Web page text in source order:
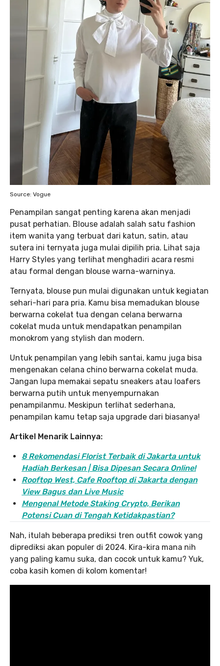
Source: Vogue
Penampilan sangat penting karena akan menjadi
pusat perhatian. Blouse adalah salah satu fashion
item wanita yang terbuat dari katun, satin, atau
sutera ini ternyata juga mulai dipilih pria. Lihat saja
Harry Styles yang terlihat menghadiri acara resmi
atau formal dengan blouse warna-warninya.
Ternyata, blouse pun mulai digunakan untuk kegiatan
sehari-hari para pria. Kamu bisa memadukan blouse
berwarna cokelat tua dengan celana berwarna
cokelat muda untuk mendapatkan penampilan
monokrom yang stylish dan modern.
Untuk penampilan yang lebih santai, kamu juga bisa
mengenakan celana chino berwarna cokelat muda.
Jangan lupa memakai sepatu sneakers atau loafers
berwarna putih untuk menyempurnakan
penampilanmu. Meskipun terlihat sederhana,
penampilan kamu tetap saja upgrade dari biasanya!
Artikel Menarik Lainnya:
8 Rekomendasi Florist Terbaik di Jakarta untuk
Hadiah Berkesan | Bisa Dipesan Secara Online!
Rooftop West, Cafe Rooftop di Jakarta dengan
View Bagus dan Live Music
Mengenal Metode Staking Crypto, Berikan
Potensi Cuan di Tengah Ketidakpastian?
Nah, itulah beberapa prediksi tren outfit cowok yang
diprediksi akan populer di 2024. Kira-kira mana nih
yang paling kamu suka, dan cocok untuk kamu? Yuk,
coba kasih komen di kolom komentar!